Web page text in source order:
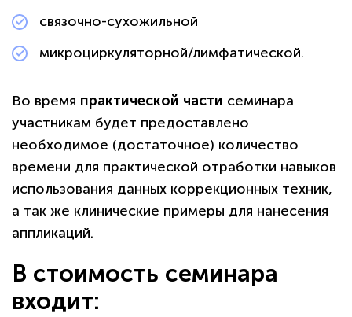
связочно-сухожильной
микроциркуляторной/лимфатической.
Во время практической части семинара
участникам будет предоставлено
необходимое (достаточное) количество
времени для практической отработки навыков
использования данных коррекционных техник,
а так же клинические примеры для нанесения
аппликаций.
В стоимость семинара
входит: